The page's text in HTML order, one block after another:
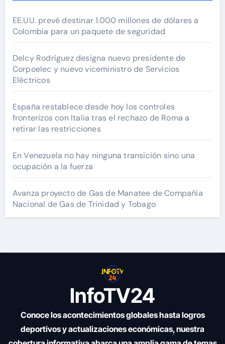
EE.UU. prevé destinar 1.000 millones de dólares a
Colombia para un paquete de seguridad
Delcy Rodríguez designa nuevo presidente de
Corpoelec y nuevo viceministro de Servicios
Eléctricos
España restablece desde hoy los controles
fronterizos con Italia tras el rechazo de Roma a
retirar las restricciones
En Venezuela no hay ninguna transición sino una
ocupación a la fuerza
Avanza proyecto de Gas de Manatee de Compañía
Nacional de Gas de Trinidad y Tobago
InfoTV24
Conoce los acontecimientos globales hasta logros
deportivos y actualizaciones económicas, nuestra